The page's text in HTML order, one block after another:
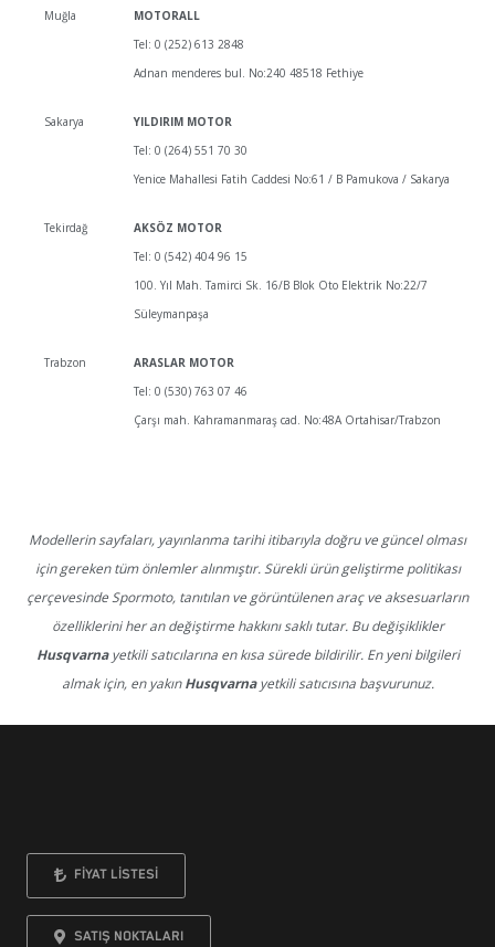
Muğla
MOTORALL
Tel: 0 (252) 613 2848
Adnan menderes bul. No:240 48518 Fethiye
Sakarya
YILDIRIM MOTOR
Tel: 0 (264) 551 70 30
Yenice Mahallesi Fatih Caddesi No:61 / B Pamukova / Sakarya
Tekirdağ
AKSÖZ MOTOR
Tel: 0 (542) 404 96 15
100. Yıl Mah. Tamirci Sk. 16/B Blok Oto Elektrik No:22/7
Süleymanpaşa
Trabzon
ARASLAR MOTOR
Tel: 0 (530) 763 07 46
Çarşı mah. Kahramanmaraş cad. No:48A Ortahisar/Trabzon
Modellerin sayfaları, yayınlanma tarihi itibarıyla doğru ve güncel olması
için gereken tüm önlemler alınmıştır. Sürekli ürün geliştirme politikası
çerçevesinde Spormoto, tanıtılan ve görüntülenen araç ve aksesuarların
özelliklerini her an değiştirme hakkını saklı tutar. Bu değişiklikler
Husqvarnayetkili satıcılarına en kısa sürede bildirilir. En yeni bilgileri
almak için, en yakınHusqvarnayetkili satıcısına başvurunuz.
FİYAT LİSTESİ
SATIŞ NOKTALARI